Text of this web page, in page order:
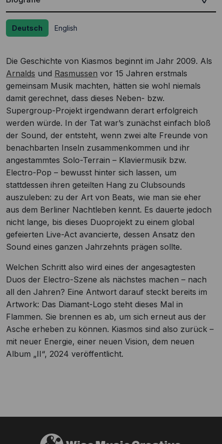
Deutsch English
Die Geschichte von Kiasmos beginnt im Jahr 2009. Als
Arnalds und Rasmussen vor 15 Jahren erstmals
gemeinsam Musik machten, hätten sie wohl niemals
damit gerechnet, dass dieses Neben- bzw.
Supergroup-Projekt irgendwann derart erfolgreich
werden würde. In der Tat war’s zunächst einfach bloß
der Sound, der entsteht, wenn zwei alte Freunde von
benachbarten Inseln zusammenkommen und ihr
angestammtes Solo-Terrain – Klaviermusik bzw.
Electro-Pop – bewusst hinter sich lassen, um
stattdessen ihren geteilten Hang zu Clubsounds
auszuleben: zu der Art von Beats, wie man sie eher
aus dem Berliner Nachtleben kennt. Es dauerte jedoch
nicht lange, bis dieses Duoprojekt zu einem global
gefeierten Live-Act avancierte, dessen Ansatz den
Sound eines ganzen Jahrzehnts prägen sollte.
Welchen Schritt also wird eines der angesagtesten
Duos der Electro-Szene als nächstes machen – nach
all den Jahren? Eine Antwort darauf steckt bereits im
Artwork: Das Diamant-Logo steht dieses Mal in
Flammen. Sie brennen es ab, um sich erneut aus der
Asche erheben zu können. Kiasmos sind also zurück –
mit neuer Energie, einer neuen Vision, dem neuen
Album „II“, 2024 veröffentlicht.